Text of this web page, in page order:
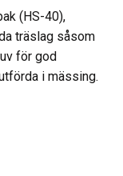
(HS-40),
träslag såsom
för god
i mässing.